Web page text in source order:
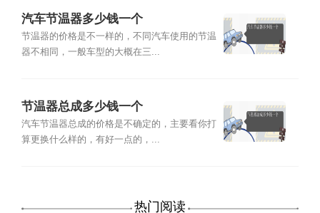
汽车节温器多少钱一个
节温器的价格是不一样的，不同汽车使用的节温
器不相同，一般车型的大概在三...
节温器总成多少钱一个
汽车节温器总成的价格是不确定的，主要看你打
算更换什么样的，有好一点的，...
热门阅读